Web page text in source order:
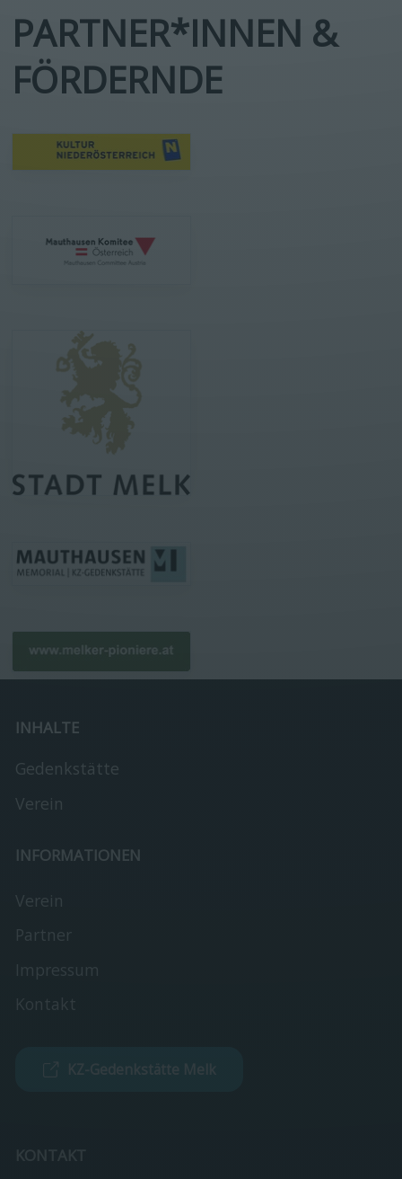
PARTNER*INNEN &
FÖRDERNDE
INHALTE
Gedenkstätte
Verein
INFORMATIONEN
Verein
Partner
Impressum
Kontakt